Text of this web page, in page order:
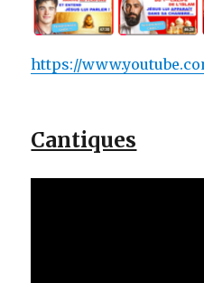
https://
Cantiques